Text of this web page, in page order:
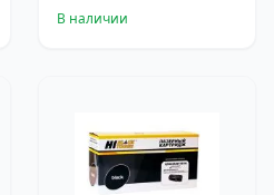
В наличии